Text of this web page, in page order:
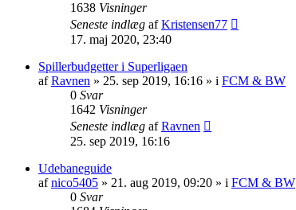
1638 Visninger
Seneste indlæg afKristensen77
17. maj 2020, 23:40
Spillerbudgetter i Superligaen
afRavnen » 25. sep 2019, 16:16 » i FCM & BW
0 Svar
1642 Visninger
Seneste indlæg afRavnen
25. sep 2019, 16:16
Udebaneguide
afnico5405 » 21. aug 2019, 09:20 » i FCM & BW
0 Svar